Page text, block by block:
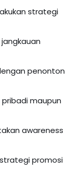
strategi
penonton
pribadi maupun
awareness
promosi